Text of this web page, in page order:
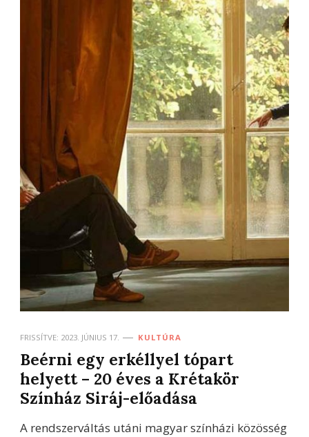
FRISSÍTVE: 2023. JÚNIUS 17. KULTÚRA
Beérni egy erkéllyel tópart
helyett – 20 éves a Krétakör
Színház Siráj-előadása
A rendszerváltás utáni magyar színházi közösség